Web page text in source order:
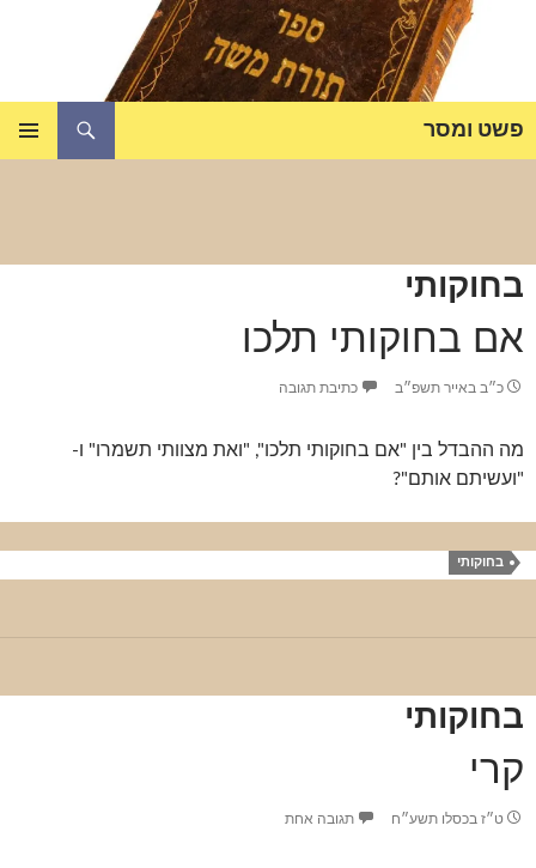
פשט ומסר
בחוקותי
אם בחוקותי תלכו
כ״ב באייר תשפ״ב כתיבת תגובה
מה ההבדל בין "אם בחוקותי תלכו", "ואת מצוותי תשמרו" ו-
"ועשיתם אותם"?
בחוקותי
בחוקותי
קרי
ט״ז בכסלו תשע״ח תגובה אחת